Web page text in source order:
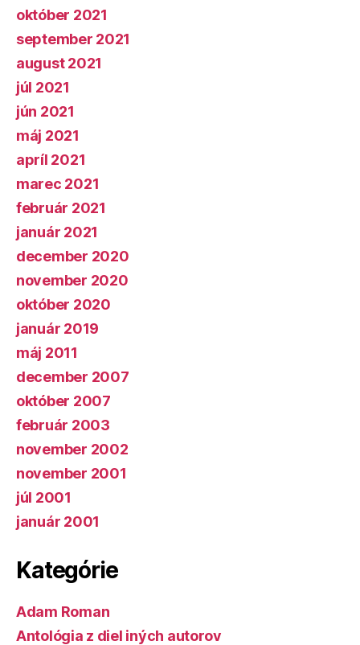
október 2021
september 2021
august 2021
júl 2021
jún 2021
máj 2021
apríl 2021
marec 2021
február 2021
január 2021
december 2020
november 2020
október 2020
január 2019
máj 2011
december 2007
október 2007
február 2003
november 2002
november 2001
júl 2001
január 2001
Kategórie
Adam Roman
Antológia z diel iných autorov